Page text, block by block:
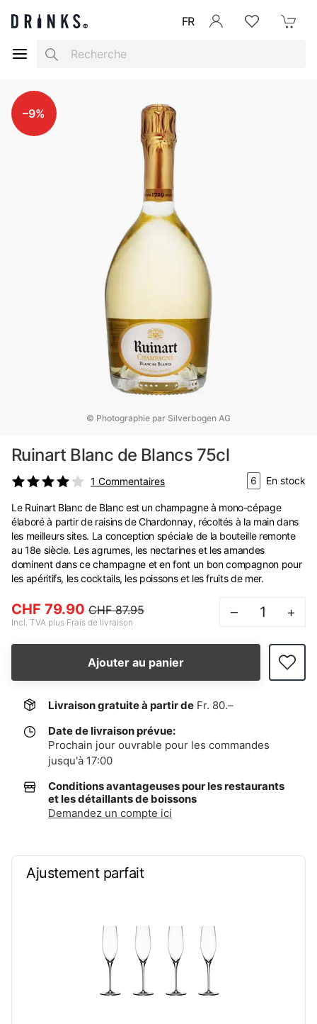
FR
Search
–9%
© Photographie par Silverbogen AG
Ruinart Blanc de Blancs 75cl
1 Commentaires 6 En stock
Le Ruinart Blanc de Blanc est un champagne à mono-cépage
élaboré à partir de raisins de Chardonnay, récoltés à la main dans
les meilleurs sites. La conception spéciale de la bouteille remonte
au 18e siècle. Les agrumes, les nectarines et les amandes
dominent dans ce champagne et en font un bon compagnon pour
les apéritifs, les cocktails, les poissons et les fruits de mer.
CHF 79.90 CHF 87.95
Incl. TVA plus Frais de livraison
– +
Ajouter au panier
Livraison gratuite à partir de Fr. 80.–
Date de livraison prévue:
Prochain jour ouvrable pour les commandes
jusqu'à 17:00
Conditions avantageuses pour les restaurants
et les détaillants de boissons
Demandez un compte ici
Ajustement parfait